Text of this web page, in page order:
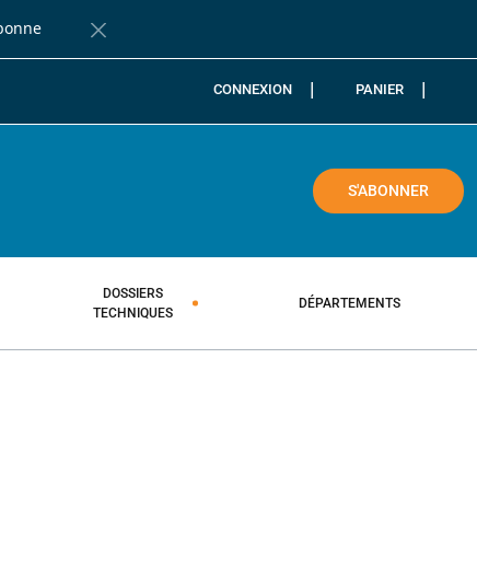
Fermer la barre de notification
CONNEXION PANIER
S'ABONNER
DOSSIERS
TECHNIQUES
DÉPARTEMENTS